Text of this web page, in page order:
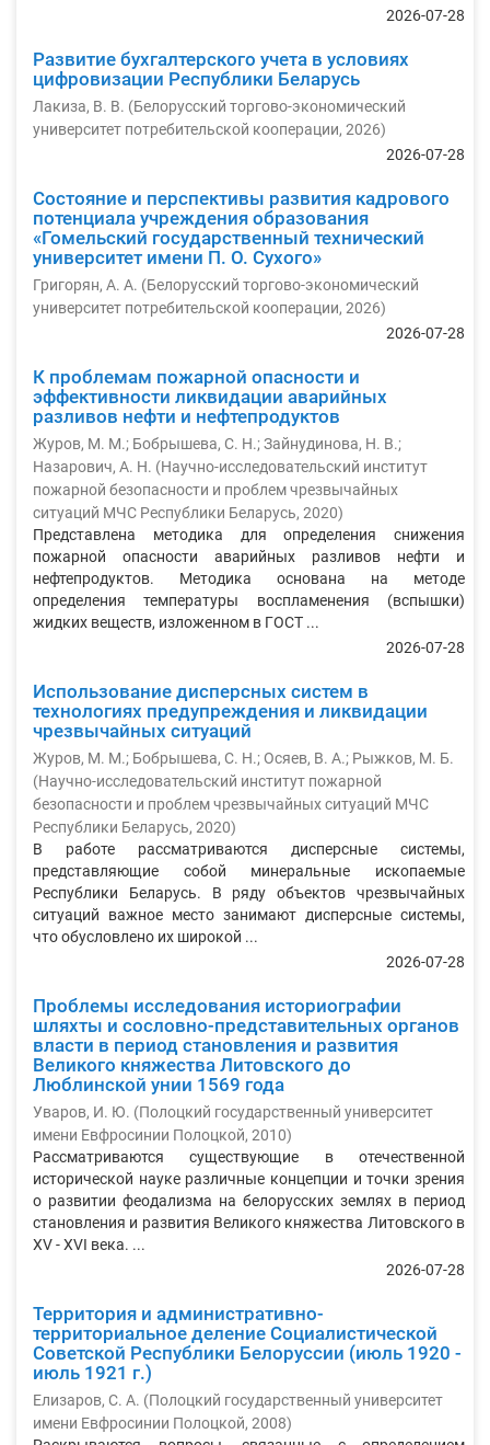
2026-07-28
Развитие бухгалтерского учета в условиях
цифровизации Республики Беларусь
Лакиза, В. В. (Белорусский торгово-экономический
университет потребительской кооперации, 2026)
2026-07-28
Состояние и перспективы развития кадрового
потенциала учреждения образования
«Гомельский государственный технический
университет имени П. О. Сухого»
Григорян, А. А. (Белорусский торгово-экономический
университет потребительской кооперации, 2026)
2026-07-28
К проблемам пожарной опасности и
эффективности ликвидации аварийных
разливов нефти и нефтепродуктов
Журов, М. М.; Бобрышева, С. Н.;Зайнудинова, Н. В.;
Назарович, А. Н. (Научно-исследовательский институт
пожарной безопасности и проблем чрезвычайных
ситуаций МЧС Республики Беларусь, 2020)
Представлена методика для определения снижения
пожарной опасности аварийных разливов нефти и
нефтепродуктов. Методика основана на методе
определения температуры воспламенения (вспышки)
жидких веществ, изложенном в ГОСТ ...
2026-07-28
Использование дисперсных систем в
технологиях предупреждения и ликвидации
чрезвычайных ситуаций
Журов, М. М.; Бобрышева, С. Н.; Осяев, В. А.; Рыжков, М. Б.
(Научно-исследовательский институт пожарной
безопасности и проблем чрезвычайных ситуаций МЧС
Республики Беларусь, 2020)
В работе рассматриваются дисперсные системы,
представляющие собой минеральные ископаемые
Республики Беларусь. В ряду объектов чрезвычайных
ситуаций важное место занимают дисперсные системы,
что обусловлено их широкой ...
2026-07-28
Проблемы исследования историографии
шляхты и сословно-представительных органов
власти в период становления и развития
Великого княжества Литовского до
Люблинской унии 1569 года
Уваров, И. Ю. (Полоцкий государственный университет
имени Евфросинии Полоцкой, 2010)
Рассматриваются существующие в отечественной
исторической науке различные концепции и точки зрения
о развитии феодализма на белорусских землях в период
становления и развития Великого княжества Литовского в
XV - XVI века. ...
2026-07-28
Территория и административно-
территориальное деление Социалистической
Советской Республики Белоруссии (июль 1920 -
июль 1921 г.)
Елизаров, С. А. (Полоцкий государственный университет
имени Евфросинии Полоцкой, 2008)